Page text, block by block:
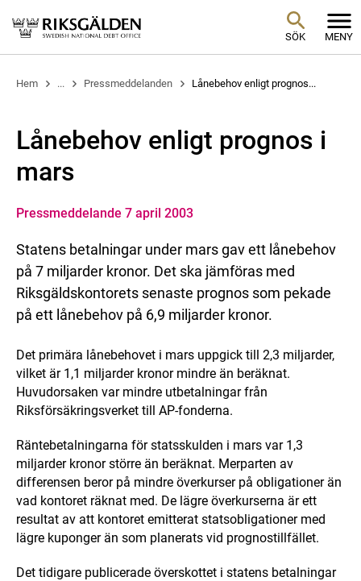
SÖK MENY
Hem ... Pressmeddelanden Lånebehov enligt prognos...
Lånebehov enligt prognos i
mars
Pressmeddelande 7 april 2003
Statens betalningar under mars gav ett lånebehov
på 7 miljarder kronor. Det ska jämföras med
Riksgäldskontorets senaste prognos som pekade
på ett lånebehov på 6,9 miljarder kronor.
Det primära lånebehovet i mars uppgick till 2,3 miljarder,
vilket är 1,1 miljarder kronor mindre än beräknat.
Huvudorsaken var mindre utbetalningar från
Riksförsäkringsverket till AP-fonderna.
Räntebetalningarna för statsskulden i mars var 1,3
miljarder kronor större än beräknat. Merparten av
differensen beror på mindre överkurser på obligationer än
vad kontoret räknat med. De lägre överkurserna är ett
resultat av att kontoret emitterat statsobligationer med
lägre kuponger än som planerats vid prognostillfället.
Det tidigare publicerade överskottet i statens betalningar